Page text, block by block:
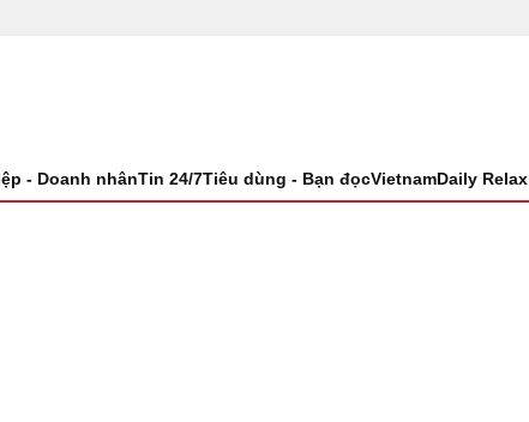
- Doanh nhânTin 24/7Tiêu dùng - Bạn đọcVietnamDaily Relax